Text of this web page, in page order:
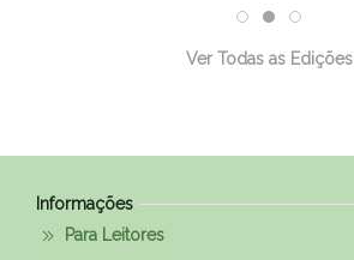
Ver Todas as Edições
Informações
Para Leitores